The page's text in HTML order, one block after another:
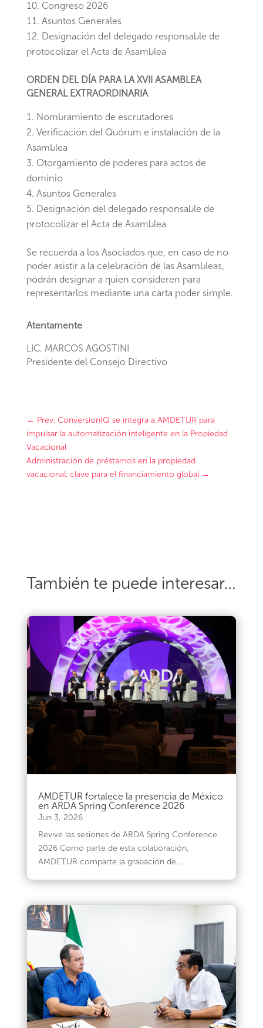
Congreso 2026
Asuntos Generales
Designación del delegado responsable de
protocolizar el Acta de Asamblea
ORDEN DEL DÍA PARA LA XVII ASAMBLEA
GENERAL EXTRAORDINARIA
Nombramiento de escrutadores
Verificación del Quórum e instalación de la
Asamblea
Otorgamiento de poderes para actos de
dominio
Asuntos Generales
Designación del delegado responsable de
protocolizar el Acta de Asamblea
Se recuerda a los Asociados que, en caso de no
poder asistir a la celebración de las Asambleas,
podrán designar a quien consideren para
representarlos mediante una carta poder simple.
Atentamente
LIC. MARCOS AGOSTINI
Presidente del Consejo Directivo
← Prev: ConversionIQ se integra a AMDETUR para
impulsar la automatización inteligente en la Propiedad
Vacacional
Administración de préstamos en la propiedad
vacacional: clave para el financiamiento global→
También te puede interesar…
AMDETUR fortalece la presencia de México
en ARDA Spring Conference 2026
Jun 3, 2026
Revive las sesiones de ARDA Spring Conference
2026 Como parte de esta colaboración,
AMDETUR comparte la grabación de...